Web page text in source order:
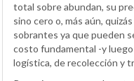
total sobre abundan, su
sino cero o, más aún,
sobrantes ya que pueden
costo fundamental -y
logística, de recolección y